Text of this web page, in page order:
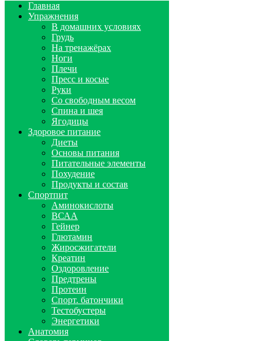
Главная
Упражнения
В домашних условиях
Грудь
На тренажёрах
Ноги
Плечи
Пресс и косые
Руки
Со свободным весом
Спина и шея
Ягодицы
Здоровое питание
Диеты
Основы питания
Питательные элементы
Похудение
Продукты и состав
Спортпит
Аминокислоты
ВСАА
Гейнер
Глютамин
Жиросжигатели
Креатин
Оздоровление
Предтрены
Протеин
Спорт. батончики
Тестобустеры
Энергетики
Анатомия